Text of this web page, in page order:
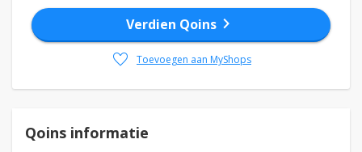
Verdien Qoins chevron_right
favorite
Toevoegen aan MyShops
Qoins informatie